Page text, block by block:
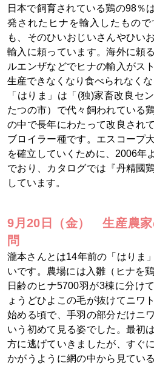
日本で飼育されている鶏の98％
発されたヒナを輸入したもの
も、そのひいおじいさんやひい
輸入に頼っています。海外に頼
ルエンザなどでヒナの輸入がス
生産できなくなり食べられなくな
「はりま」は「(独)家畜改良セ
たつの市）で代々飼われている
の中で長年にわたって改良され
ブロイラー種です。エスコープ
を確立していくために、2006年
でおり、カタログでは『丹精國
しています。
9月20日（金） 生産農家
問
瀧本さんとは14年前の「はりま
いです。農場には入雛（ヒナを
日齢のヒナ5700羽が3棟に分け
ょうどひよこの毛が抜けてニワ
始める頃で、手羽の部分だけニ
いう初めて見る姿でした。最初
方に逃げていきましたが、すぐ
かがうように網の中から見てい